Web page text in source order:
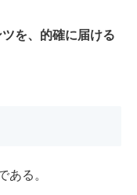
を、的確に届ける
ある。